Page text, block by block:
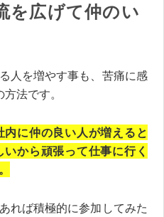
を広げて仲のい
人を増やす事も、苦痛に感
法です。
に仲の良い人が増えると
いから頑張って仕事に行く
れば積極的に参加してみた